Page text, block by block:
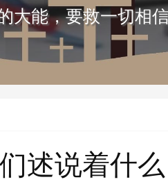
大能，要救一切相
述说着什